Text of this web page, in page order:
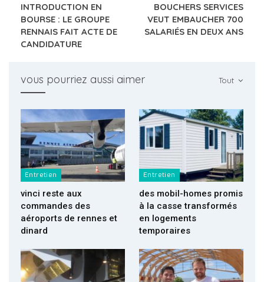
INTRODUCTION EN
BOURSE : LE GROUPE
RENNAIS FAIT ACTE DE
CANDIDATURE
BOUCHERS SERVICES
VEUT EMBAUCHER 700
SALARIÉS EN DEUX ANS
Tout
vous pourriez aussi aimer
Entretien
vinci reste aux
commandes des
aéroports de rennes et
dinard
Entretien
des mobil-homes promis
à la casse transformés
en logements
temporaires